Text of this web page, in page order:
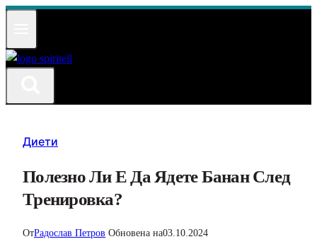
Към
Диети
Полезно Ли Е Да Ядете Банан След
Тренировка?
ОтРадослав Петров Обновена на03.10.2024